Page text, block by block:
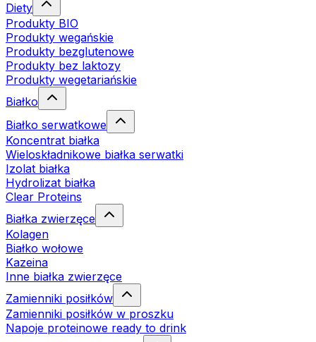
Diety
Produkty BIO
Produkty wegańskie
Produkty bezglutenowe
Produkty bez laktozy
Produkty wegetariańskie
Białko
Białko serwatkowe
Koncentrat białka
Wieloskładnikowe białka serwatki
Izolat białka
Hydrolizat białka
Clear Proteins
Białka zwierzęce
Kolagen
Białko wołowe
Kazeina
Inne białka zwierzęce
Zamienniki posiłków
Zamienniki posiłków w proszku
Napoje proteinowe ready to drink